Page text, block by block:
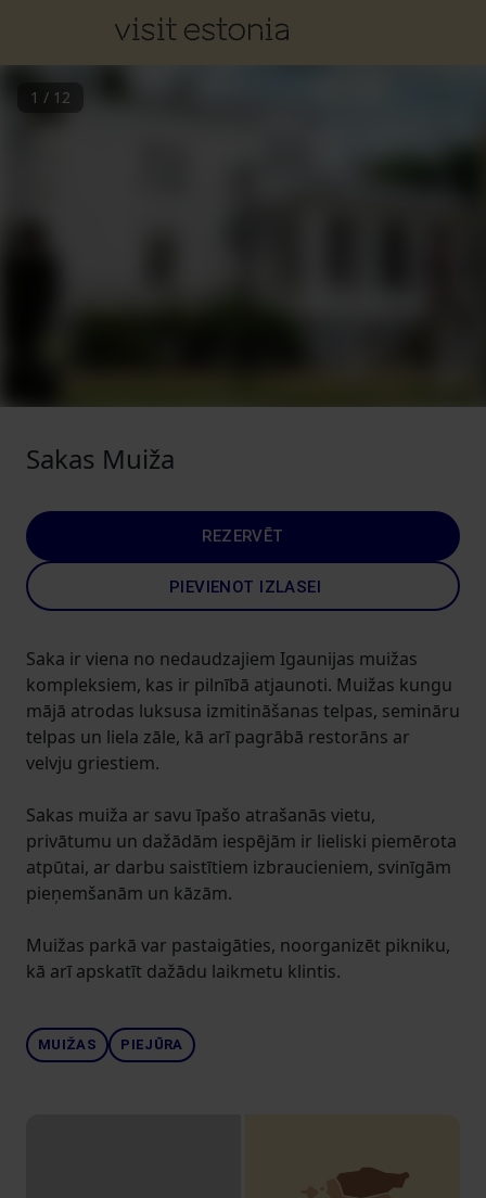
1 / 12
Sakas Muiža
REZERVĒT
PIEVIENOT IZLASEI
Saka ir viena no nedaudzajiem Igaunijas muižas
kompleksiem, kas ir pilnībā atjaunoti. Muižas kungu
mājā atrodas luksusa izmitināšanas telpas, semināru
telpas un liela zāle, kā arī pagrābā restorāns ar
velvju griestiem.
Sakas muiža ar savu īpašo atrašanās vietu,
privātumu un dažādām iespējām ir lieliski piemērota
atpūtai, ar darbu saistītiem izbraucieniem, svinīgām
pieņemšanām un kāzām.
Muižas parkā var pastaigāties, noorganizēt pikniku,
kā arī apskatīt dažādu laikmetu klintis.
MUIŽAS PIEJŪRA